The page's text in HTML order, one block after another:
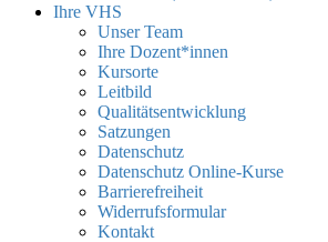
Ihre VHS
Unser Team
Ihre Dozent*innen
Kursorte
Leitbild
Qualitätsentwicklung
Satzungen
Datenschutz
Datenschutz Online-Kurse
Barrierefreiheit
Widerrufsformular
Kontakt